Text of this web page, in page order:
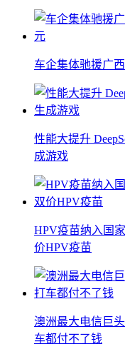
车企集体驰援广
性能大提升
成游戏
HPV疫苗纳入国
价HPV疫苗
澳洲最大电信巨
车都付不了钱